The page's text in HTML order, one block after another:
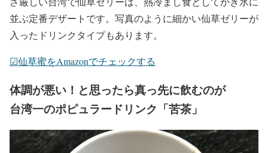
並ぶ定番デザートです。写真のように細かい仙草ゼリーが
入ったドリンクタイプもあります。
☑︎仙草蜜をAmazonでチェックする
体調が悪い！と思ったら真っ先に飲むのが
台湾一のポピュラードリンク「苦茶」